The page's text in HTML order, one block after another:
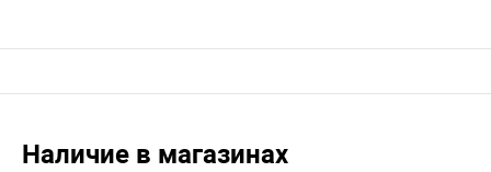
Наличие в магазинах